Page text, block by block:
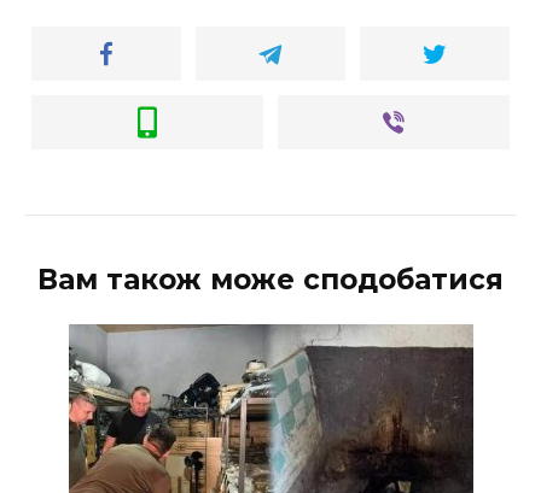
Вам також може сподобатися